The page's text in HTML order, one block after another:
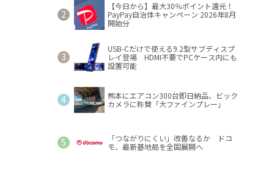
【今日から】最大30％ポイント還元！
PayPay自治体キャンペーン 2026年8月
開始分
USB-Cだけで使える9.2型サブディスプ
レイ登場 HDMI不要でPCケース内にも
設置可能
熊本にエアコン300台即日納品、ビック
カメラに称賛「大ファインプレー」
「つながりにくい」改善なるか ドコ
モ、最新基地局を全国展開へ